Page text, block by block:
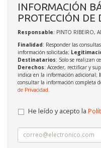
INFORMACIÓN
PROTECCIÓN DE
Responsable: PINTO RIBEIRO,
Finalidad: Responder las
información solicitada;
Destinatarios: Solo se realizan
Derechos: Acceder, rectificar y
indica en la información adicional;
consultar la información completa
de Privacidad
He leído y acepto la